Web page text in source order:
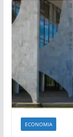
ECONOMIA